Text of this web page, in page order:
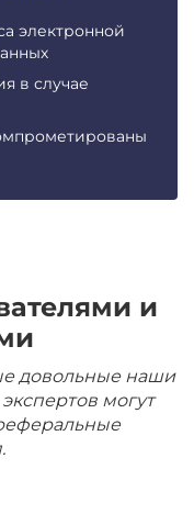
электронной
в случае
и
довольные наши
могут